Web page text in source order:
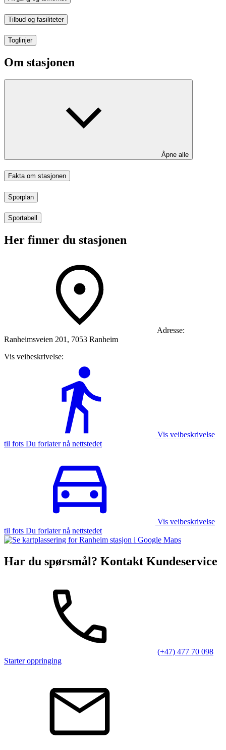
Tilbud og fasiliteter
Toglinjer
Om stasjonen
Åpne alle
Fakta om stasjonen
Sporplan
Sportabell
Her finner du stasjonen
Adresse:
Ranheimsveien 201, 7053 Ranheim
Vis veibeskrivelse:
Vis veibeskrivelse
til fots Du forlater nå nettstedet
Vis veibeskrivelse
til fots Du forlater nå nettstedet
Har du spørsmål? Kontakt Kundeservice
(+47) 477 70 098
Starter oppringing